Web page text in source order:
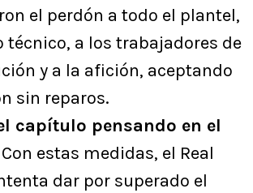
el perdón a todo el plantel,
técnico, a los trabajadores de
y a la afición, aceptando
sin reparos.
capítulo pensando en el
Con estas medidas, el Real
dar por superado el